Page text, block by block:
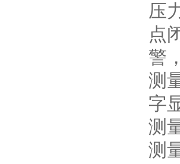
压
点
警
测
字
测
测